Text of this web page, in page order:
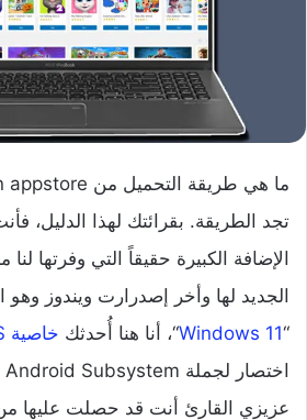
تجد الطريقة. بقرائتك لهذا الدليل،
الإضافة الكبيرة حقيقاً التي وفرتها
الجديد لها وأخر إصدرارت ويندوز وهو
“
Windows 11“، أنا هنا أُحدثك خاصية WAS